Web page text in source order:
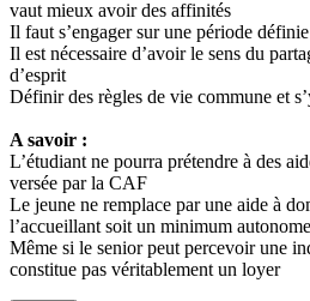
vaut mieux avoir des affinités
Il faut s’engager sur une période
Il est nécessaire d’avoir le sens du
d’esprit
Définir des règles de vie commune et
A savoir :
L’étudiant ne pourra prétendre à des
versée par la CAF
Le jeune ne remplace par une aide à
l’accueillant soit un minimum autonome
Même si le senior peut percevoir une
constitue pas véritablement un loyer